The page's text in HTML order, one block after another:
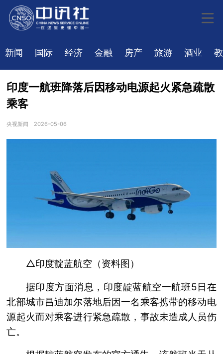
新闻 国际 经济 金融 房产 旅游 酒业
印度一航班降落后因移动电源起火紧急疏散
乘客
央视新闻 2026-05-06
△印度靛蓝航空（资料图）
据印度方面消息，印度靛蓝航空一航班5日在
北部城市昌迪加尔落地后因一名乘客携带的移动电
源起火而对乘客进行紧急疏散，事故未造成人员伤
亡。